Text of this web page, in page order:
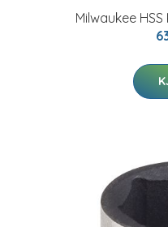
Milwaukee